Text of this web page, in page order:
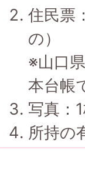
住民票
の）
※山口
本台帳
写真：
所持の